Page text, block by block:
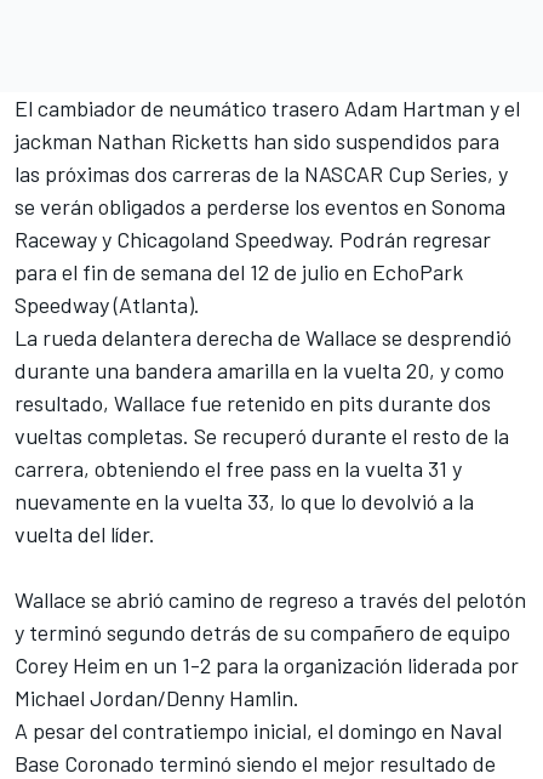
El cambiador de neumático trasero Adam Hartman y el
jackman Nathan Ricketts han sido suspendidos para
las próximas dos carreras de la NASCAR Cup Series, y
se verán obligados a perderse los eventos en Sonoma
Raceway y Chicagoland Speedway. Podrán regresar
para el fin de semana del 12 de julio en EchoPark
Speedway (Atlanta).
La rueda delantera derecha de Wallace se desprendió
durante una bandera amarilla en la vuelta 20, y como
resultado, Wallace fue retenido en pits durante dos
vueltas completas. Se recuperó durante el resto de la
carrera, obteniendo el free pass en la vuelta 31 y
nuevamente en la vuelta 33, lo que lo devolvió a la
vuelta del líder.
Wallace se abrió camino de regreso a través del pelotón
y terminó segundo detrás de su compañero de equipo
Corey Heim en un 1-2 para la organización liderada por
Michael Jordan/Denny Hamlin.
A pesar del contratiempo inicial, el domingo en Naval
Base Coronado terminó siendo el mejor resultado de